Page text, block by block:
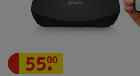
55.
00